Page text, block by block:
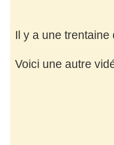
Il y a une
Voici une autre